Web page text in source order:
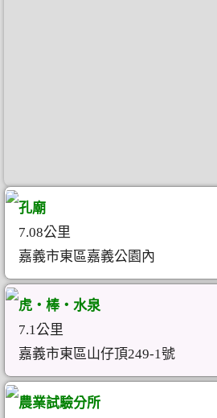
孔廟
7.08公里
嘉義市東區嘉義公園內
虎‧棒‧水泉
7.1公里
嘉義市東區山仔頂249-1號
農業試驗分所